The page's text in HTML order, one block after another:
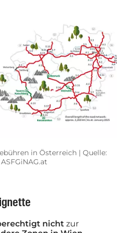
in Österreich | Quelle:
ASFGiNAG.at
nicht zur